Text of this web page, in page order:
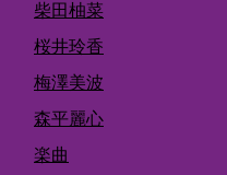
柴田柚菜
桜井玲香
梅澤美波
森平麗心
楽曲